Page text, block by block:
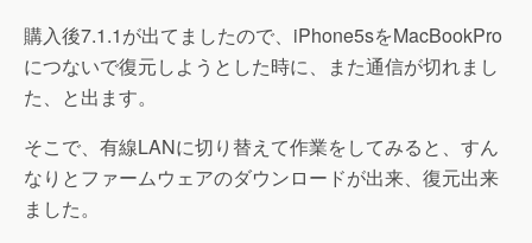
購入後7.1.1が出てましたので、iPhone5sをMacBookPro
につないで復元しようとした時に、また通信が切れまし
た、と出ます。
そこで、有線LANに切り替えて作業をしてみると、すん
なりとファームウェアのダウンロードが出来、復元出来
ました。